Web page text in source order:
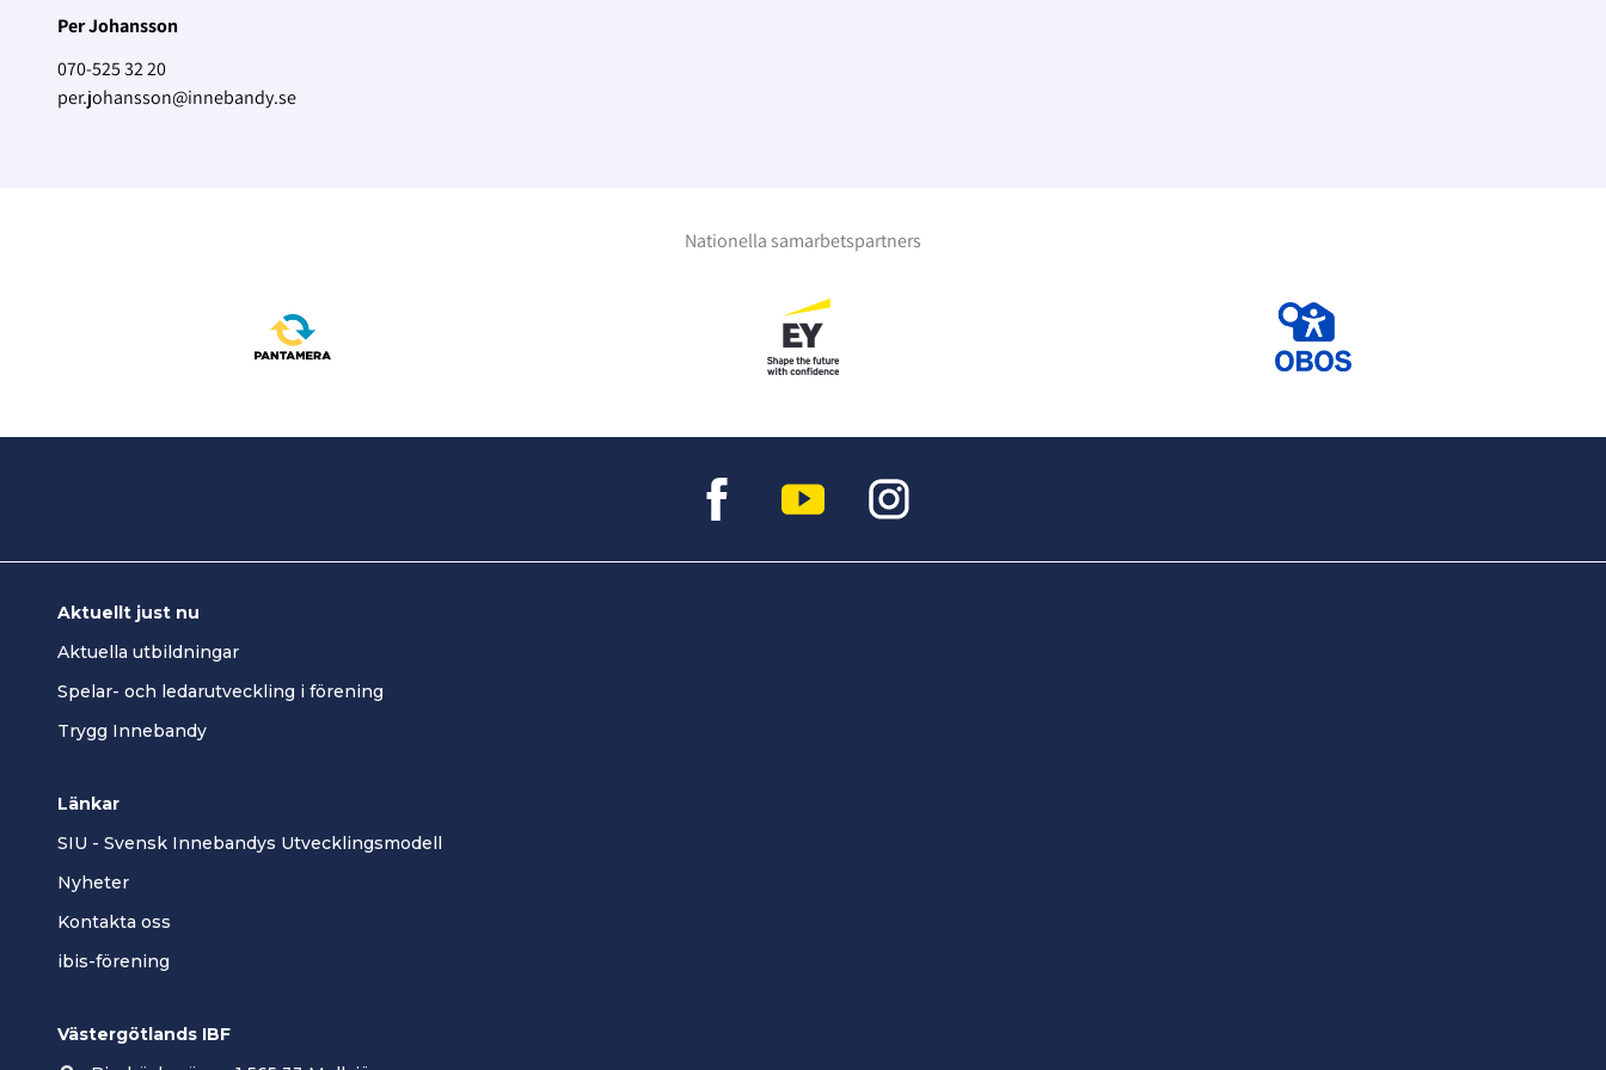
Per Johansson
070-525 32 20
per.johansson@innebandy.se
Nationella samarbetspartners
Aktuellt just nu
Aktuella utbildningar
Spelar- och ledarutveckling i förening
Trygg Innebandy
Länkar
SIU - Svensk Innebandys Utvecklingsmodell
Nyheter
Kontakta oss
ibis-förening
Västergötlands IBF